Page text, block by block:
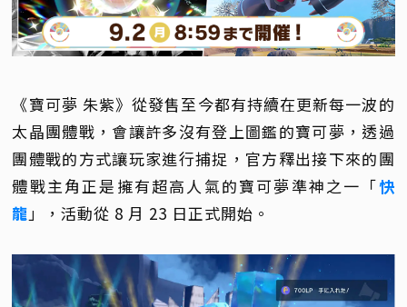
《寶可夢 朱紫》從發售至今都有持續在更新每一波的
太晶團體戰，會讓許多沒有登上圖鑑的寶可夢，透過
團體戰的方式讓玩家進行捕捉，官方釋出接下來的團
體戰主角正是擁有超高人氣的寶可夢準神之一「快
龍 」，活動從 8 月 23 日正式開始。